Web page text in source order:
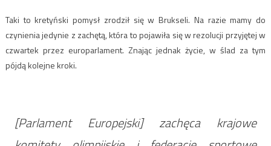
Taki to kretyński pomysł zrodził się w Brukseli. Na razie mamy do
czynienia jedynie z zachętą, która to pojawiła się w rezolucji przyjętej w
czwartek przez europarlament. Znając jednak życie, w ślad za tym
pójdą kolejne kroki.
[Parlament Europejski] zachęca krajowe